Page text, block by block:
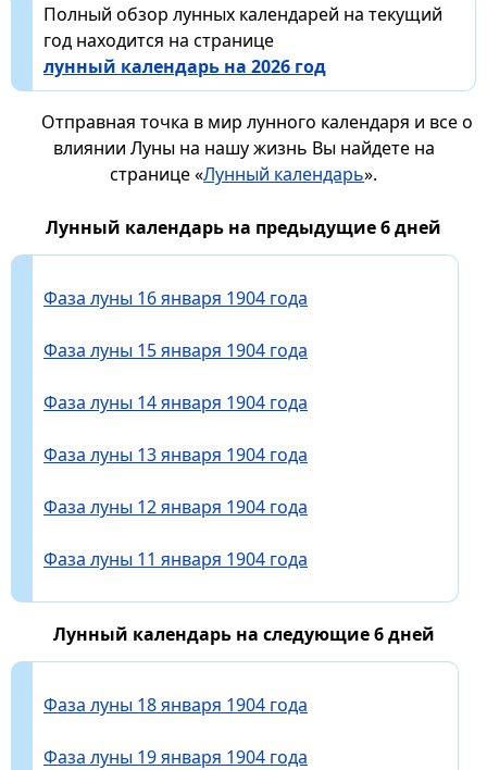
Полный обзор лунных календарей на текущий
год находится на странице
лунный календарь на 2026 год
Отправная точка в мир лунного календаря и все о
влиянии Луны на нашу жизнь Вы найдете на
странице «Лунный календарь».
Лунный календарь на предыдущие 6 дней
Фаза луны 16 января 1904 года
Фаза луны 15 января 1904 года
Фаза луны 14 января 1904 года
Фаза луны 13 января 1904 года
Фаза луны 12 января 1904 года
Фаза луны 11 января 1904 года
Лунный календарь на следующие 6 дней
Фаза луны 18 января 1904 года
Фаза луны 19 января 1904 года